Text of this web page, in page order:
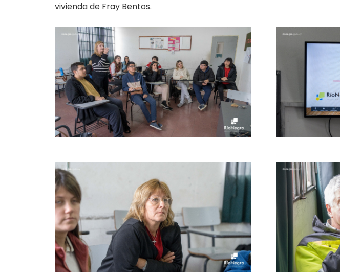
vivienda de Fray Bentos.